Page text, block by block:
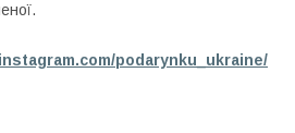
podarynku_ukraine/